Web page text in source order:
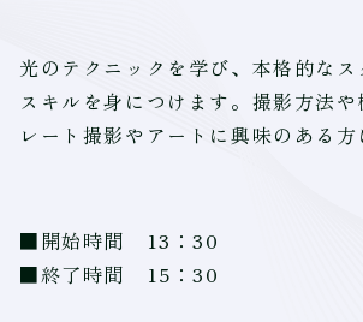
光のテクニックを学び、本格的な
スキルを身につけます。撮影方法
レート撮影やアートに興味のある
■開始時間 13：30
■終了時間 15：30